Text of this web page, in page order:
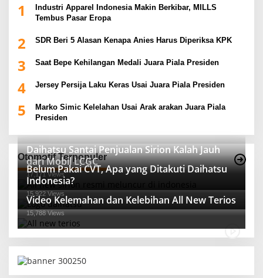
1
Industri Apparel Indonesia Makin Berkibar, MILLS
Tembus Pasar Eropa
2 SDR Beri 5 Alasan Kenapa Anies Harus Diperiksa KPK
3 Saat Bepe Kehilangan Medali Juara Piala Presiden
4 Jersey Persija Laku Keras Usai Juara Piala Presiden
5
Marko Simic Kelelahan Usai Arak arakan Juara Piala
Presiden
Otomotif Terpopuler
Daihatsu Santai Penjualan Sirion Kalah Jauh
dari Mobil LCGC
17,171 Views
Belum Pakai CVT, Apa yang Ditakuti Daihatsu
Indonesia?
15,922 Views
Video Kelemahan dan Kelebihan All New Terios
15,788 Views